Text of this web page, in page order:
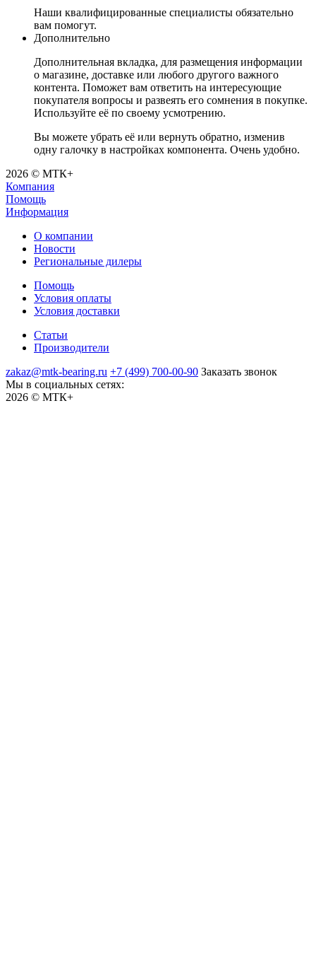
Наши квалифицированные специалисты обязательно
вам помогут.
Дополнительно
Дополнительная вкладка, для размещения информации
о магазине, доставке или любого другого важного
контента. Поможет вам ответить на интересующие
покупателя вопросы и развеять его сомнения в покупке.
Используйте её по своему усмотрению.
Вы можете убрать её или вернуть обратно, изменив
одну галочку в настройках компонента. Очень удобно.
2026 © МТК+
Компания
Помощь
Информация
О компании
Новости
Региональные дилеры
Помощь
Условия оплаты
Условия доставки
Статьи
Производители
zakaz@mtk-bearing.ru +7 (499) 700-00-90 Заказать звонок
Мы в социальных сетях:
2026 © МТК+